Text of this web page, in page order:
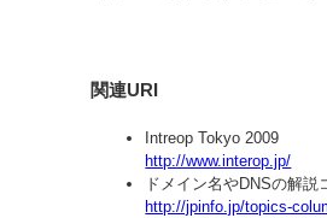
関連URI
Intreop Tokyo 2009
http://www.interop.jp/
ドメイン名やDNSの解
http://jpinfo.jp/topics-